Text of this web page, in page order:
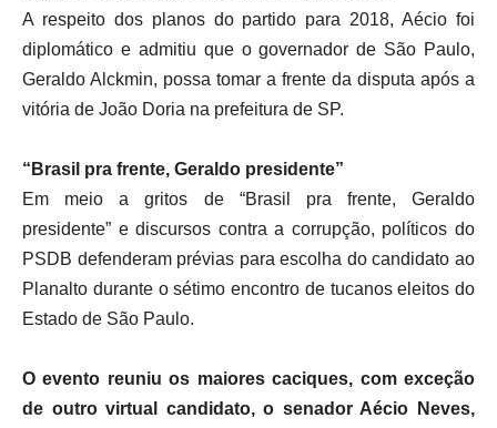
A respeito dos planos do partido para 2018, Aécio foi
diplomático e admitiu que o governador de São Paulo,
Geraldo Alckmin, possa tomar a frente da disputa após a
vitória de João Doria na prefeitura de SP.
“Brasil pra frente, Geraldo presidente”
Em meio a gritos de “Brasil pra frente, Geraldo
presidente” e discursos contra a corrupção, políticos do
PSDB defenderam prévias para escolha do candidato ao
Planalto durante o sétimo encontro de tucanos eleitos do
Estado de São Paulo.
O evento reuniu os maiores caciques, com exceção
de outro virtual candidato, o senador Aécio Neves,